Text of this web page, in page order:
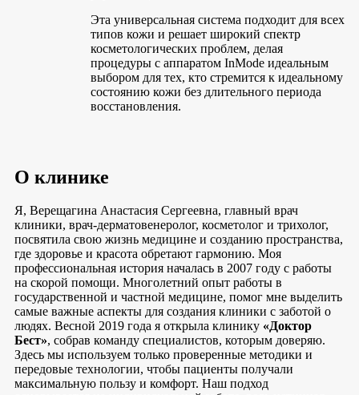
Эта универсальная система подходит для всех
типов кожи и решает широкий спектр
косметологических проблем, делая
процедуры с аппаратом InMode идеальным
выбором для тех, кто стремится к идеальному
состоянию кожи без длительного периода
восстановления.
О клинике
Я, Верещагина Анастасия Сергеевна, главный врач
клиники, врач-дерматовенеролог, косметолог и трихолог,
посвятила свою жизнь медицине и созданию пространства,
где здоровье и красота обретают гармонию. Моя
профессиональная история началась в 2007 году с работы
на скорой помощи. Многолетний опыт работы в
государственной и частной медицине, помог мне выделить
самые важные аспекты для создания клиники с заботой о
людях. Весной 2019 года я открыла клинику «Доктор
Бест», собрав команду специалистов, которым доверяю.
Здесь мы используем только проверенные методики и
передовые технологии, чтобы пациенты получали
максимальную пользу и комфорт. Наш подход